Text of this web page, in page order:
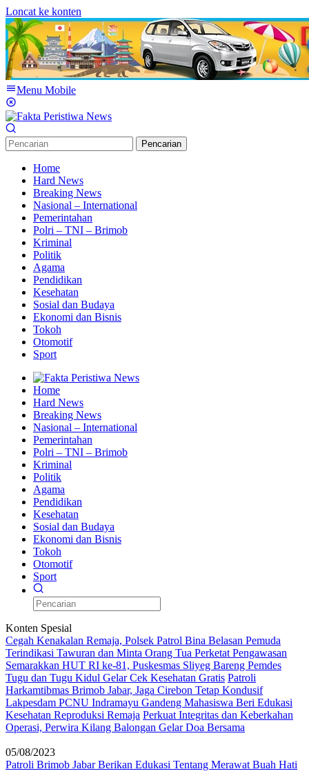
Loncat ke konten
Menu Mobile
Pencarian
Home
Hard News
Breaking News
Nasional – International
Pemerintahan
Polri – TNI – Brimob
Kriminal
Politik
Agama
Pendidikan
Kesehatan
Sosial dan Budaya
Ekonomi dan Bisnis
Tokoh
Otomotif
Sport
Home
Hard News
Breaking News
Nasional – International
Pemerintahan
Polri – TNI – Brimob
Kriminal
Politik
Agama
Pendidikan
Kesehatan
Sosial dan Budaya
Ekonomi dan Bisnis
Tokoh
Otomotif
Sport
Konten Spesial
Cegah Kenakalan Remaja, Polsek Patrol Bina Belasan Pemuda
Terindikasi Tawuran dan Minta Orang Tua Perketat Pengawasan
Semarakkan HUT RI ke-81, Puskesmas Sliyeg Bareng Pemdes
Tugu dan Tugu Kidul Gelar Cek Kesehatan Gratis Patroli
Harkamtibmas Brimob Jabar, Jaga Cirebon Tetap Kondusif
Lakpesdam PCNU Indramayu Gandeng Mahasiswa Beri Edukasi
Kesehatan Reproduksi Remaja Perkuat Integritas dan Keberkahan
Operasi, Perwira Kilang Balongan Gelar Doa Bersama
05/08/2023
Patroli Brimob Jabar Berikan Edukasi Tentang Merawat Buah Hati